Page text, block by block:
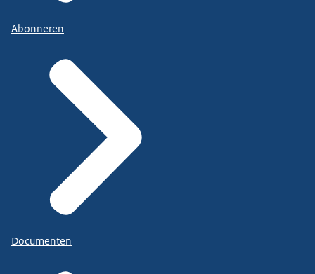
Abonneren
Documenten